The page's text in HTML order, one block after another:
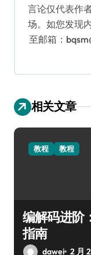
言论仅代表作
场。如您发现
至邮箱：
相关文章
教程 教程
编解码进阶
指南
dawei 2 月